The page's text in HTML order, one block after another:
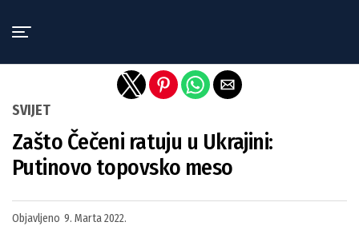
SVIJET
Zašto Čečeni ratuju u Ukrajini:
Putinovo topovsko meso
Objavljeno 9. Marta 2022.